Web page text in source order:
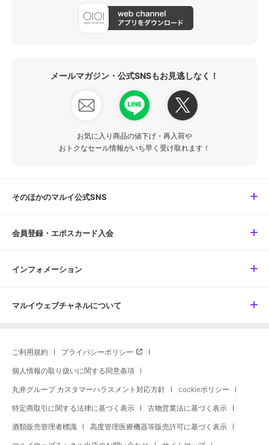
メールマガジン・公式SNSもお見逃しなく！
お気に入り商品の値下げ・再入荷や
おトクなセール情報がいち早く受け取れます！
そのほかのマルイ公式SNS
会員登録・エポスカード入会
インフォメーション
マルイウェブチャネルについて
ご利用規約 プライバシーポリシー
個人情報の取り扱いに関する同意条項
丸井グループ カスタマーハラスメント対応方針 cookieポリシー
特定商取引に関する法律に基づく表示 古物営業法に基づく表示
酒類販売管理者標識 高度管理医療機器等販売許可に基づく表示